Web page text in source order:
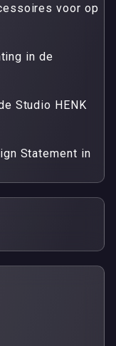
voor op
in de
Studio HENK
Statement in